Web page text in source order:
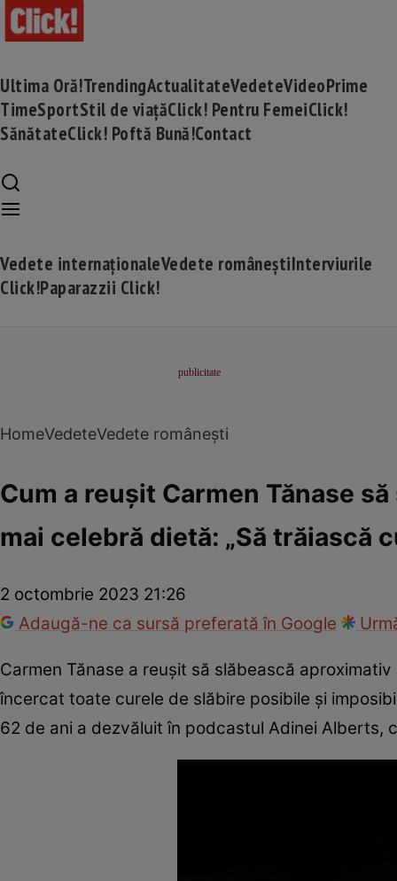
Ultima Oră!TrendingActualitateVedeteVideoPrime
TimeSportStil de viațăClick! Pentru FemeiClick!
SănătateClick! Poftă Bună!Contact
Vedete internaționaleVedete româneștiInterviurile
Click!Paparazzii Click!
HomeVedeteVedete românești
Cum a reușit Carmen Tănase
mai celebră dietă: „Să trăiască
2 octombrie 2023 21:26
Adaugă-ne ca sursă preferată în Google
Carmen Tănase a reuşit să slăbească
încercat toate curele de slăbire posibile şi
62 de ani a dezvăluit în podcastul Adinei